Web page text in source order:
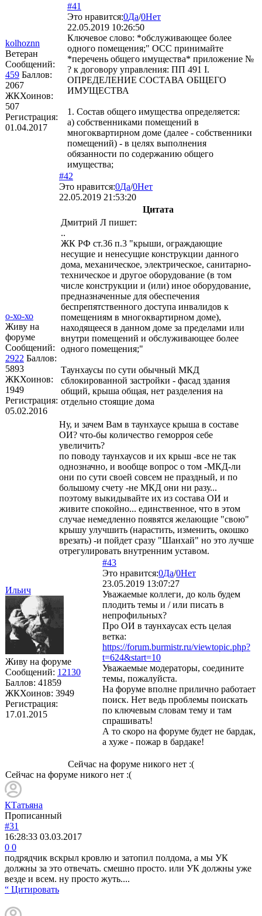
kolhoznn
Ветеран
Сообщений:
459 Баллов:
2067
ЖКХоинов:
507
Регистрация:
01.04.2017
#41
Это нравится:0Да/0Нет
22.05.2019 10:26:50
Ключевое слово: *обслуживающее более
одного помещения;" ОСС принимайте
*перечень общего имущества* приложение №
? к договору управления: ПП 491 I.
ОПРЕДЕЛЕНИЕ СОСТАВА ОБЩЕГО
ИМУЩЕСТВА
1. Состав общего имущества определяется:
а) собственниками помещений в
многоквартирном доме (далее - собственники
помещений) - в целях выполнения
обязанности по содержанию общего
имущества;
о-хо-хо
Живу на
форуме
Сообщений:
2922 Баллов:
5893
ЖКХоинов:
1949
Регистрация:
05.02.2016
#42
Это нравится:0Да/0Нет
22.05.2019 21:53:20
Цитата
Дмитрий Л пишет:
..
ЖК РФ ст.36 п.3 "крыши, ограждающие
несущие и ненесущие конструкции данного
дома, механическое, электрическое, санитарно-
техническое и другое оборудование (в том
числе конструкции и (или) иное оборудование,
предназначенные для обеспечения
беспрепятственного доступа инвалидов к
помещениям в многоквартирном доме),
находящееся в данном доме за пределами или
внутри помещений и обслуживающее более
одного помещения;"
Таунхаусы по сути обычный МКД
сблокированной застройки - фасад здания
общий, крыша общая, нет разделения на
отдельно стоящие дома
Ну, и зачем Вам в таунхаусе крыша в составе
ОИ? что-бы количество геморроя себе
увеличить?
по поводу таунхаусов и их крыш -все не так
однозначно, и вообще вопрос о том -МКД-ли
они по сути своей совсем не праздный, и по
большому счету -не МКД они ни разу...
поэтому выкидывайте их из состава ОИ и
живите спокойно... единственное, что в этом
случае немедленно появятся желающие "свою"
крышу улучшить (нарастить, изменить, окошко
врезать) -и пойдет сразу "Шанхай" но это лучше
отрегулировать внутренним уставом.
Ильич
Живу на форуме
Сообщений: 12130
Баллов: 41859
ЖКХоинов: 3949
Регистрация:
17.01.2015
#43
Это нравится:0Да/0Нет
23.05.2019 13:07:27
Уважаемые коллеги, до коль будем
плодить темы и / или писать в
непрофильных?
Про ОИ в таунхаусах есть целая
ветка:
https://forum.burmistr.ru/viewtopic.php?
t=624&start=10
Уважаемые модераторы, соедините
темы, пожалуйста.
На форуме вполне прилично работает
поиск. Нет ведь проблемы поискать
по ключевым словам тему и там
спрашивать!
А то скоро на форуме будет не бардак,
а хуже - пожар в бардаке!
Сейчас на форуме никого нет :(
Сейчас на форуме никого нет :(
КТатьяна
Прописанный
#31
16:28:33 03.03.2017
0 0
подрядчик вскрыл кровлю и затопил полдома, а мы УК
должны за это отвечать. смешно просто. или УК должны уже
везде и всем. ну просто жуть....
“ Цитировать